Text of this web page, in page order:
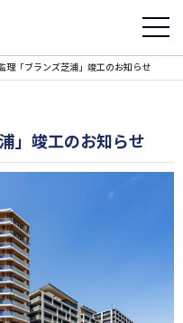
理「ブランズ芝浦」竣工のお知らせ
」竣工のお知らせ